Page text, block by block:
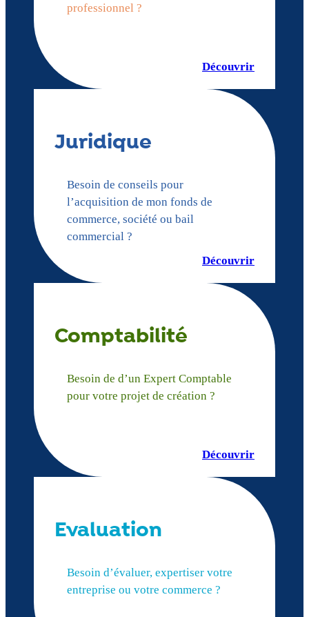
professionnel ?
Découvrir
Juridique
Besoin de conseils pour
l’acquisition de mon fonds de
commerce, société ou bail
commercial ?
Découvrir
Comptabilité
Besoin de d’un Expert Comptable
pour votre projet de création ?
Découvrir
Evaluation
Besoin d’évaluer, expertiser votre
entreprise ou votre commerce ?